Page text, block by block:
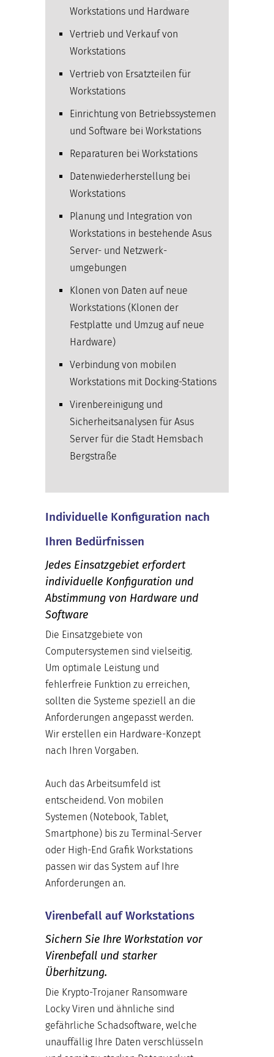
Workstations und Hardware
Vertrieb und Verkauf von
Workstations
Vertrieb von Ersatzteilen für
Workstations
Einrichtung von Betriebssystemen
und Software bei Workstations
Reparaturen bei Workstations
Datenwiederherstellung bei
Workstations
Planung und Integration von
Workstations in bestehende Asus
Server- und Netzwerk­
umgebungen
Klonen von Daten auf neue
Workstations (Klonen der
Festplatte und Umzug auf neue
Hardware)
Verbindung von mobilen
Workstations mit Docking-Stations
Virenbereinigung und
Sicherheitsanalysen für Asus
Server für die Stadt Hemsbach
Bergstraße
Individuelle Konfiguration nach
Ihren Bedürfnissen
Jedes Einsatzgebiet erfordert
individuelle Konfiguration und
Abstimmung von Hardware und
Software
Die Einsatzgebiete von
Computersystemen sind vielseitig.
Um optimale Leistung und
fehlerfreie Funktion zu erreichen,
sollten die Systeme speziell an die
Anforderungen angepasst werden.
Wir erstellen ein Hardware-Konzept
nach Ihren Vorgaben.
Auch das Arbeitsumfeld ist
entscheidend. Von mobilen
Systemen (Notebook, Tablet,
Smartphone) bis zu Terminal-Server
oder High-End Grafik Workstations
passen wir das System auf Ihre
Anforderungen an.
Virenbefall auf Workstations
Sichern Sie Ihre Workstation vor
Virenbefall und starker
Überhitzung.
Die Krypto-Trojaner Ransomware
Locky Viren und ähnliche sind
gefährliche Schadsoftware, welche
unauffällig Ihre Daten verschlüsseln